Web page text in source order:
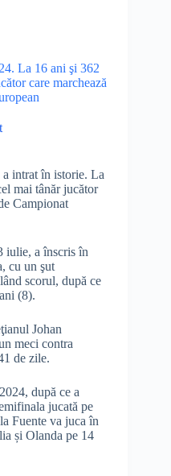
La 16 ani şi 362
care marchează
intrat în istorie. La
mai tânăr jucător
Campionat
iulie, a înscris în
cu un şut
scorul, după ce
(8).
Johan
meci contra
de zile.
după ce a
jucată pe
Fuente va juca în
și Olanda pe 14